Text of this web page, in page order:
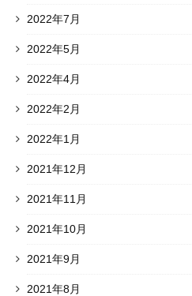
2022年7月
2022年5月
2022年4月
2022年2月
2022年1月
2021年12月
2021年11月
2021年10月
2021年9月
2021年8月